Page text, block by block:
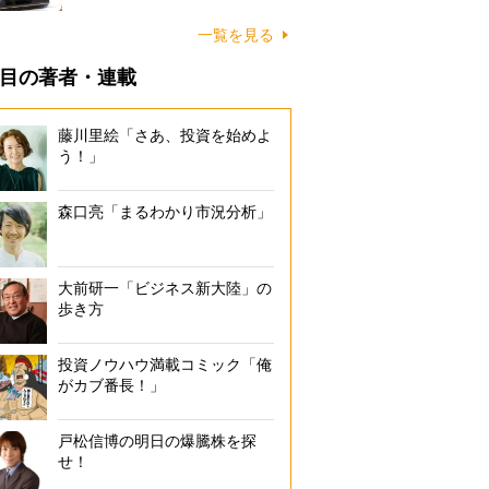
一覧を見る
の著者・連載
藤川里絵「さあ、投資を始めよ
う！」
森口亮「まるわかり市況分析」
大前研一「ビジネス新大陸」の
歩き方
投資ノウハウ満載コミック「俺
がカブ番長！」
戸松信博の明日の爆騰株を探
せ！